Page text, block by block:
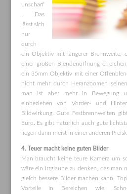
unscharf
. Das
lässt sich
nur
durch
ein Objektiv mit längerer Brennweite,
einer großen Blendenöffnung
ein 35mm Objektiv mit einer
nicht mehr durch Heranzoomen
man ist aber mehr in Bewegung
einbeziehen von Vorder- und
Bildwirkung. Gute Festbrennweiten
Euro. Es gibt natürlich auch gute
liegen dann meist in einer anderen
4. Teuer macht keine guten Bilder
Man braucht keine teure Kamera um
wäre ein Irrglaube zu denken, das man
gleich bessere Bilder machen kann.
Vorteile in Bereichen wie,